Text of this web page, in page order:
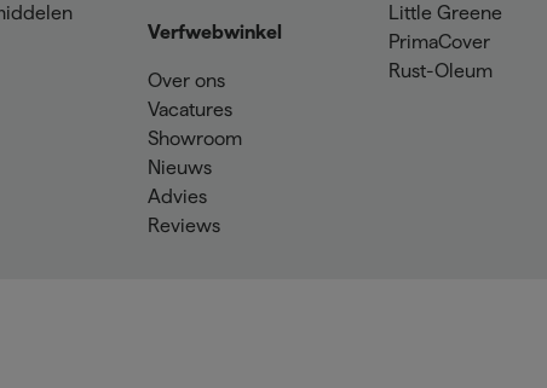
Verfwebwinkel
Over ons
Vacatures
Showroom
Nieuws
Advies
Reviews
Little Greene
PrimaCover
Rust-Oleum